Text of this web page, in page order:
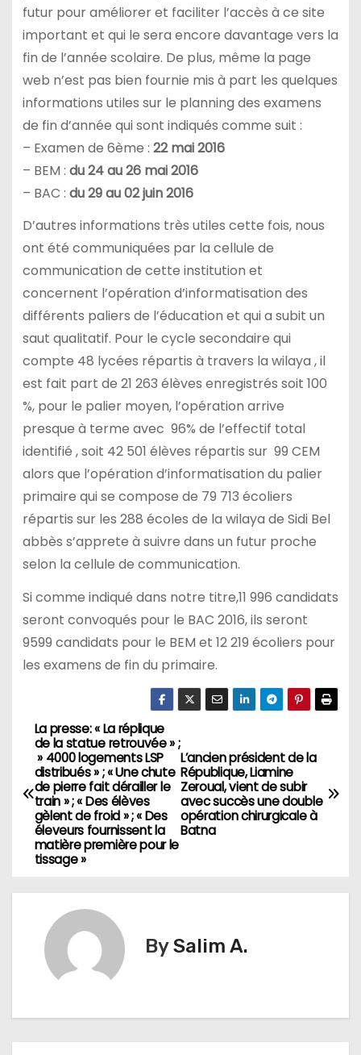
futur pour améliorer et faciliter l’accès à ce site
important et qui le sera encore davantage vers la
fin de l’année scolaire. De plus, même la page
web n’est pas bien fournie mis à part les quelques
informations utiles sur le planning des examens
de fin d’année qui sont indiqués comme suit :
– Examen de 6ème : 22 mai 2016
– BEM : du 24 au 26 mai 2016
– BAC : du 29 au 02 juin 2016
D’autres informations très utiles cette fois, nous
ont été communiquées par la cellule de
communication de cette institution et
concernent l’opération d’informatisation des
différents paliers de l’éducation et qui a subit un
saut qualitatif. Pour le cycle secondaire qui
compte 48 lycées répartis à travers la wilaya , il
est fait part de 21 263 élèves enregistrés soit 100
%, pour le palier moyen, l’opération arrive
presque à terme avec 96% de l’effectif total
identifié , soit 42 501 élèves répartis sur 99 CEM
alors que l’opération d’informatisation du palier
primaire qui se compose de 79 713 écoliers
répartis sur les 288 écoles de la wilaya de Sidi Bel
abbès s’apprete à suivre dans un futur proche
selon la cellule de communication.
Si comme indiqué dans notre titre,11 996 candidats
seront convoqués pour le BAC 2016, ils seront
9599 candidats pour le BEM et 12 219 écoliers pour
les examens de fin du primaire.
N
a
v
g
L’ancien président de la
République, Liamine
Zeroual, vient de subir
avec succès une double
opération chirurgicale à
Batna
La presse: « La réplique
de la statue retrouvée » ;
» 4000 logements LSP
distribués » ; « Une chute
de pierre fait dérailler le
train » ; « Des élèves
gèlent de froid » ; « Des
éleveurs fournissent la
matière première pour le
tissage »
BySalim A.